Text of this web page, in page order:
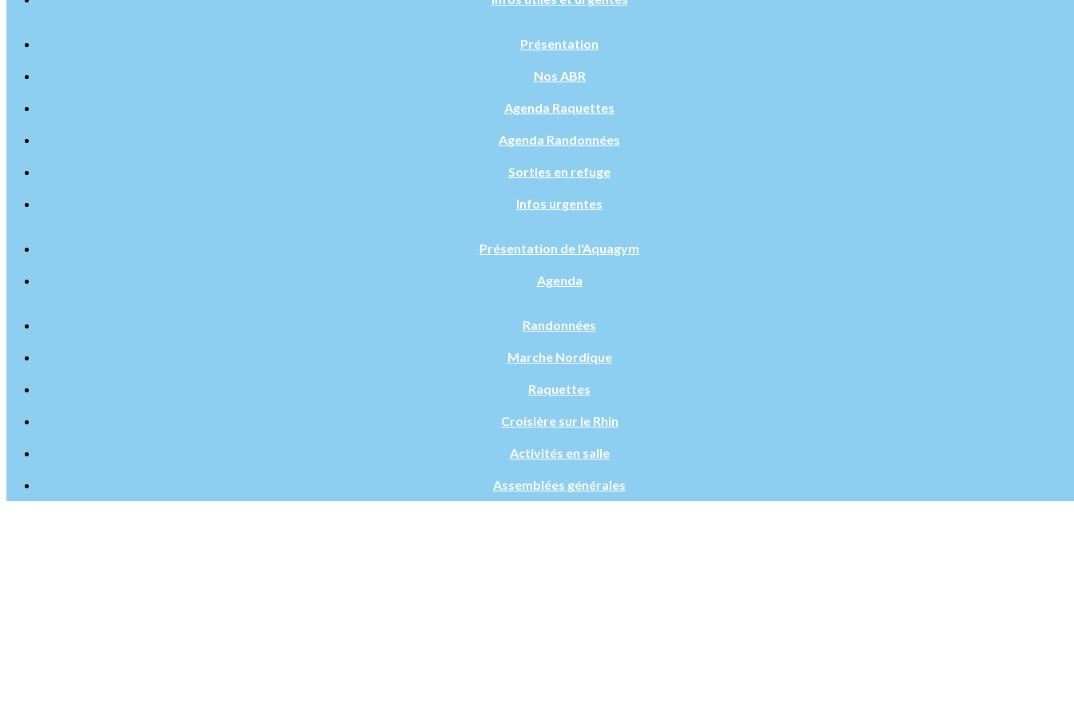
Présentation
Nos ABR
Agenda Raquettes
Agenda Randonnées
Sorties en refuge
Infos urgentes
Présentation de l'Aquagym
Agenda
Randonnées
Marche Nordique
Raquettes
Croisière sur le Rhin
Activités en salle
Assemblées générales